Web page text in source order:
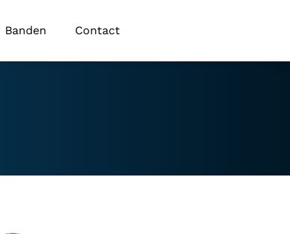
Banden Contact